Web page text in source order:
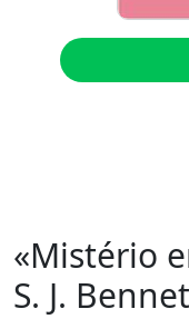
«Mistério
S. J.